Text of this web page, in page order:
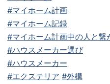
#マイホーム計画
#マイホーム記録
#マイホーム計画中の人と繋
#ハウスメーカー選び
#ハウスメーカー
#エクステリア #外構